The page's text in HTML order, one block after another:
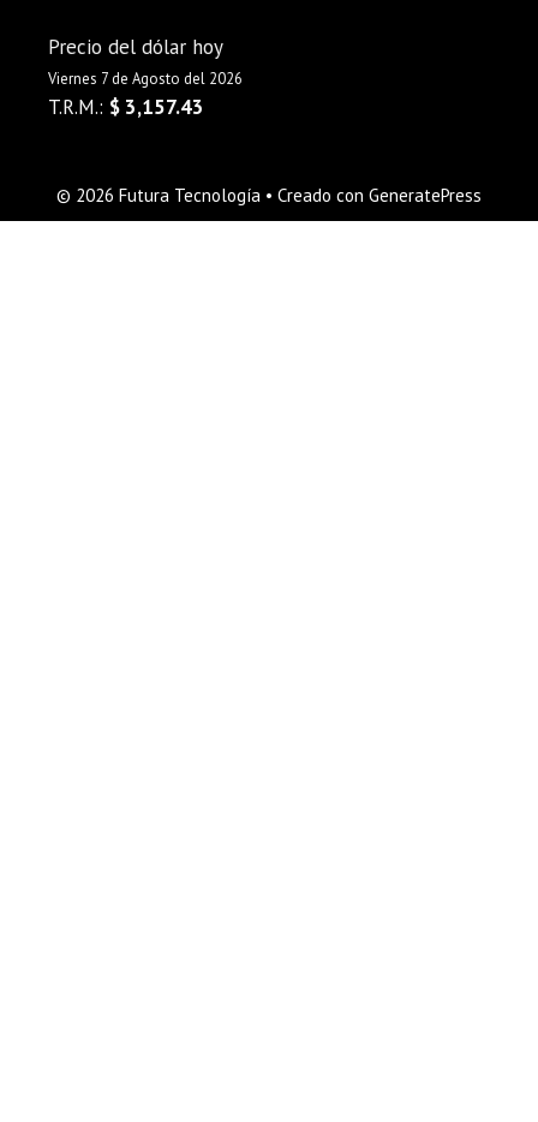
Precio del dólar hoy
Viernes 7 de Agosto del 2026
T.R.M.: $ 3,157.43
© 2026 Futura Tecnología • Creado con GeneratePress